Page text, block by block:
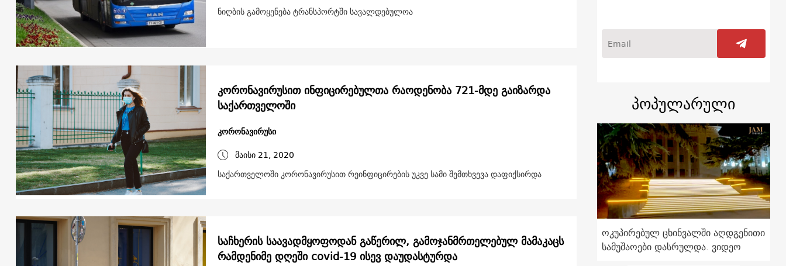
ნიღბის გამოყენება ტრანსპორტში სავალდებულოა
კორონავირუსით ინფიცირებულთა რაოდენობა 721-მდე გაიზარდა
საქართველოში
კორონავირუსი
მაისი 21, 2020
საქართველოში კორონავირუსით რეინფიცირების უკვე სამი შემთხვევა დაფიქსირდა
საჩხერის საავადმყოფოდან გაწერილ, გამოჯანმრთელებულ მამაკაცს
რამდენიმე დღეში covid-19 ისევ დაუდასტურდა
პოპულარული
ოკუპირებულ ცხინვალში აღდგენითი
სამუშაოები დასრულდა. ვიდეო